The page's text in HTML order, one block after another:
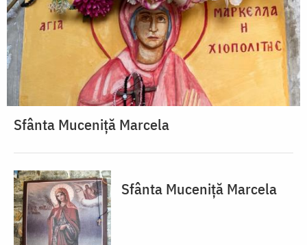
Sfânta Muceniță Marcela
Sfânta Muceniță Marcela